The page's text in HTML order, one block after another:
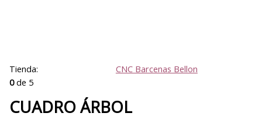
Tienda:
CNC Barcenas Bellon
0de 5
CUADRO ÁRBOL